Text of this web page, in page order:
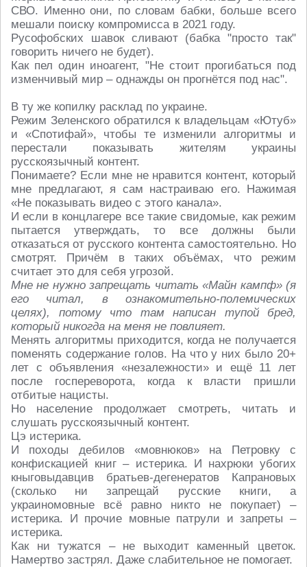
СВО. Именно они, по словам бабки, больше всего
мешали поиску компромисса в 2021 году.
Русофобских шавок сливают (бабка "просто так"
говорить ничего не будет).
Как пел один иноагент, "Не стоит прогибаться под
изменчивый мир – однажды он прогнётся под нас".
В ту же копилку расклад по украине.
Режим Зеленского обратился к владельцам «Ютуб»
и «Спотифай», чтобы те изменили алгоритмы и
перестали показывать жителям украины
русскоязычный контент.
Понимаете? Если мне не нравится контент, который
мне предлагают, я сам настраиваю его. Нажимая
«Не показывать видео с этого канала».
И если в концлагере все такие свидомые, как режим
пытается утверждать, то все должны были
отказаться от русского контента самостоятельно. Но
смотрят. Причём в таких объёмах, что режим
считает это для себя угрозой.
Мне не нужно запрещать читать «Майн кампф» (я
его читал, в ознакомительно-полемических
целях), потому что там написан тупой бред,
который никогда на меня не повлияет.
Менять алгоритмы приходится, когда не получается
поменять содержание голов. На что у них было 20+
лет с объявления «незалежности» и ещё 11 лет
после госпереворота, когда к власти пришли
отбитые нацисты.
Но население продолжает смотреть, читать и
слушать русскоязычный контент.
Цэ истерика.
И походы дебилов «мовнюков» на Петровку с
конфискацией книг – истерика. И нахрюки убогих
кныговыдавцив братьев-дегенератов Капрановых
(сколько ни запрещай русские книги, а
украиномовные всё равно никто не покупает) –
истерика. И прочие мовные патрули и запреты –
истерика.
Как ни тужатся – не выходит каменный цветок.
Намертво застрял. Даже слабительное не помогает.